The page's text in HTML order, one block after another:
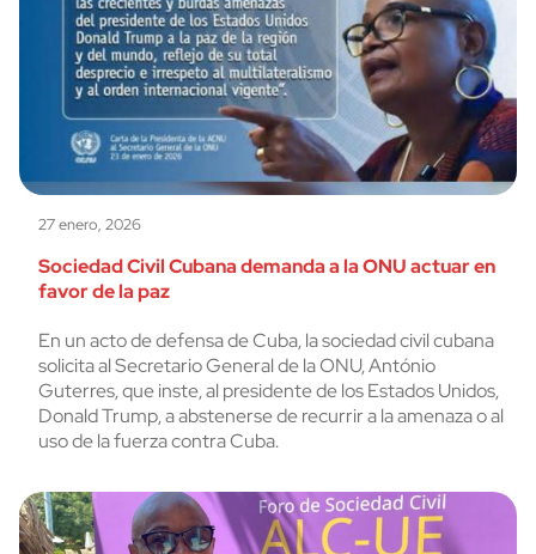
27 enero, 2026
Sociedad Civil Cubana demanda a la ONU actuar en
favor de la paz
En un acto de defensa de Cuba, la sociedad civil cubana
solicita al Secretario General de la ONU, António
Guterres, que inste, al presidente de los Estados Unidos,
Donald Trump, a abstenerse de recurrir a la amenaza o al
uso de la fuerza contra Cuba.